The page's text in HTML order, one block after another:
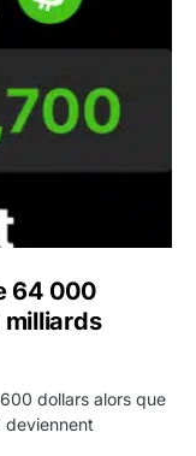
64 000
milliards
dollars alors que
deviennent